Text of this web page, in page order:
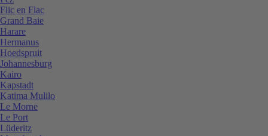
Flic en Flac
Grand Baie
Harare
Hermanus
Hoedspruit
Johannesburg
Kairo
Kapstadt
Katima Mulilo
Le Morne
Le Port
Lüderitz